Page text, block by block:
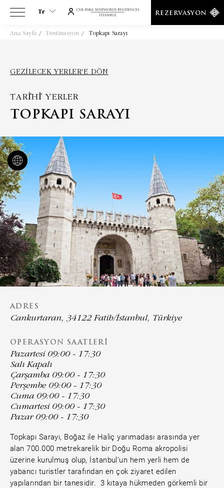
Tr
Tr
Fa
Ru
REZERVASYON
Ana Sayfa Destinasyon Topkapı Sarayı
GEZILECEK YERLER'E DÖN
TARİHİ YERLER
TOPKAPI SARAYI
ADRES
Cankurtaran, 34122 Fatih/İstanbul, Türkiye
OPERASYON SAATLERI
Pazartesi 09:00 - 17:30
Salı Kapalı
Çarşamba 09:00 - 17:30
Perşembe 09:00 - 17:30
Cuma 09:00 - 17:30
Cumartesi 09:00 - 17:30
Pazar 09:00 - 17:30
Topkapı Sarayı, Boğaz ile Haliç yarımadası arasında yer
alan 700.000 metrekarelik bir Doğu Roma akropolisi
üzerine kurulmuş olup, İstanbul’un hem yerli hem de
yabancı turistler tarafından en çok ziyaret edilen
yapılarından bir tanesidir. 3 kıtaya hükmeden görkemli bir